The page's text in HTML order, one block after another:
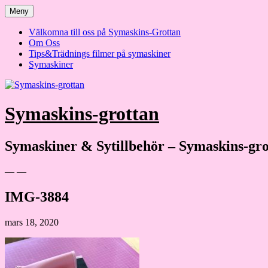
Hoppa
till
innehåll
Meny
Välkomna till oss på Symaskins-Grottan
Om Oss
Tips&Trädnings filmer på symaskiner
Symaskiner
Symaskins-grottan
Symaskiner & Sytillbehör – Symaskins-
— —
IMG-3884
mars 18, 2020